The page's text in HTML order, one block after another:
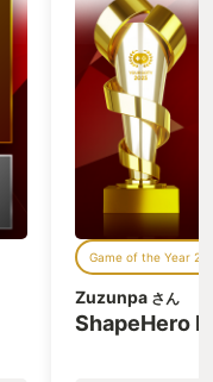
Game of the Year
Zuzunpa さん
ShapeHero